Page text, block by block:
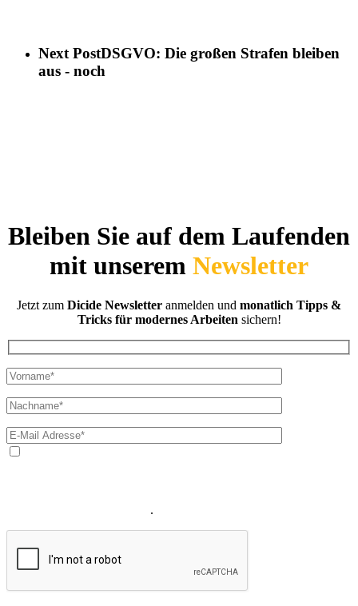
Next PostDSGVO: Die großen Strafen bleiben
aus - noch
Bleiben Sie auf dem Laufenden
mit unserem Newsletter
Jetzt zum Dicide Newsletter anmelden und monatlich Tipps &
Tricks für modernes Arbeiten sichern!
.